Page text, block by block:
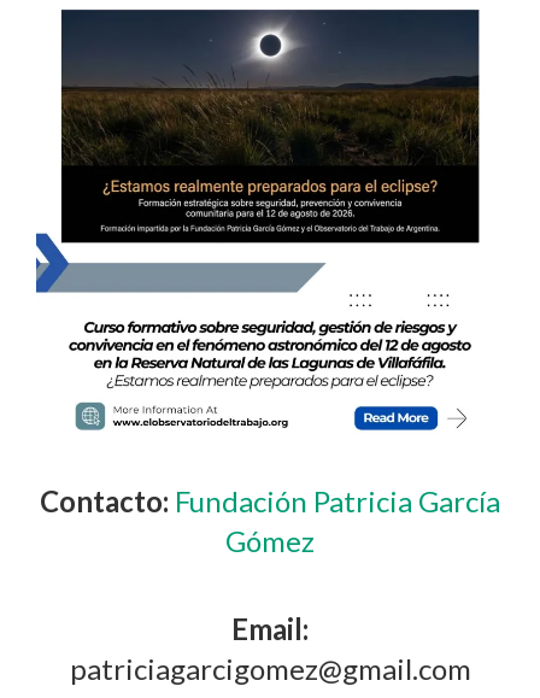
Contacto: Fundación Patricia García
Gómez
Email:
patriciagarcigomez@gmail.com